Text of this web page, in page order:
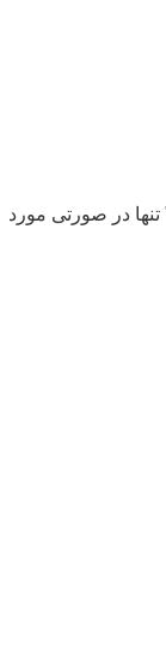
در صورتی مورد